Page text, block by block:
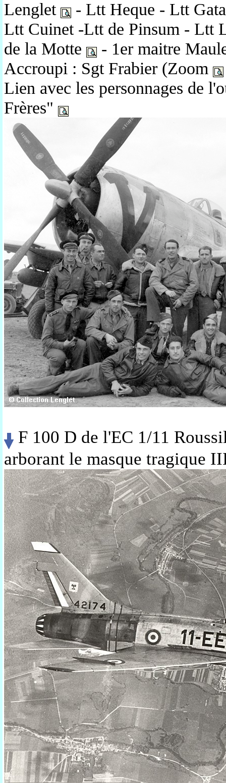
Lenglet
- Ltt Heque - Ltt
Ltt Cuinet -Ltt de Pinsum - Ltt
de la Motte
- 1er maitre
Accroupi : Sgt Frabier (Zoom
Lien avec les personnages de
Frères"
F 100 D de l'EC 1/11
arborant le masque tragique